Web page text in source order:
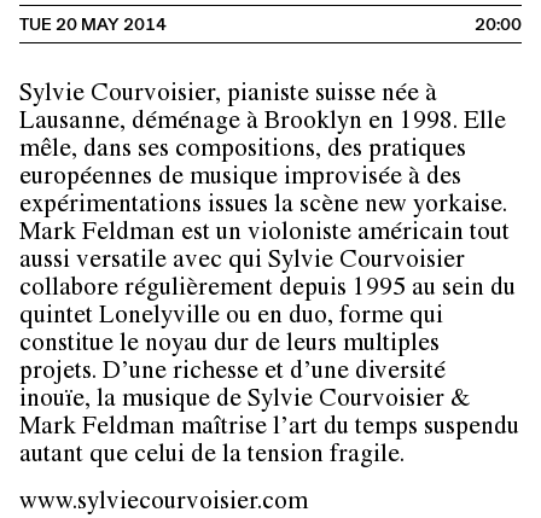
TUE 20 MAY 2014 20:00
Sylvie Courvoisier, pianiste suisse née à
Lausanne, déménage à Brooklyn en 1998. Elle
mêle, dans ses compositions, des pratiques
européennes de musique improvisée à des
expérimentations issues la scène new yorkaise.
Mark Feldman est un violoniste américain tout
aussi versatile avec qui Sylvie Courvoisier
collabore régulièrement depuis 1995 au sein du
quintet Lonelyville ou en duo, forme qui
constitue le noyau dur de leurs multiples
projets. D’une richesse et d’une diversité
inouïe, la musique de Sylvie Courvoisier &
Mark Feldman maîtrise l’art du temps suspendu
autant que celui de la tension fragile.
www.sylviecourvoisier.com